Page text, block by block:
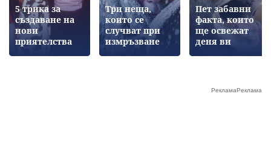
5 трика за
създаване на
нови
приятелства
Три неща,
които се
случват при
измръзване
Пет забавни
факта, които
ще освежат
деня ви